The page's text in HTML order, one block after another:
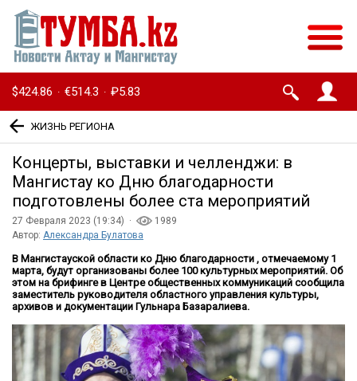
$424.86 · €514.3 · ₽5.83
ЖИЗНЬ РЕГИОНА
Концерты, выставки и челленджи: в
Мангистау ко Дню благодарности
подготовлены более ста мероприятий
27 Февраля 2023 (19:34) ·
1989
Автор: Александра Булатова
В Мангистауской области ко Дню благодарности , отмечаемому 1
марта, будут организованы более 100 культурных мероприятий. Об
этом на брифинге в Центре общественных коммуникаций сообщила
заместитель руководителя областного управления культуры,
архивов и документации Гульнара Базаралиева.